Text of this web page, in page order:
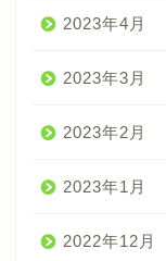
2023年4月
2023年3月
2023年2月
2023年1月
2022年12月